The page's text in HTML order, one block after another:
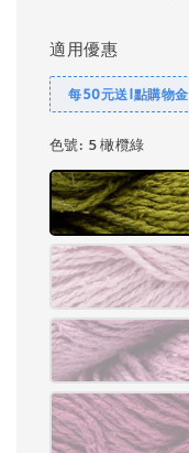
適用優惠
每50元送1點購物金
色號: 5 橄欖綠